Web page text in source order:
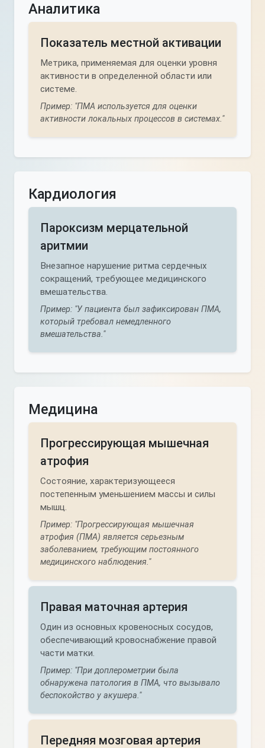
Аналитика
Показатель местной активации
Метрика, применяемая для оценки уровня
активности в определенной области или
системе.
Пример: "ПМА используется для оценки
активности локальных процессов в системах."
Кардиология
Пароксизм мерцательной
аритмии
Внезапное нарушение ритма сердечных
сокращений, требующее медицинского
вмешательства.
Пример: "У пациента был зафиксирован ПМА,
который требовал немедленного
вмешательства."
Медицина
Прогрессирующая мышечная
атрофия
Состояние, характеризующееся
постепенным уменьшением массы и силы
мышц.
Пример: "Прогрессирующая мышечная
атрофия (ПМА) является серьезным
заболеванием, требующим постоянного
медицинского наблюдения."
Правая маточная артерия
Один из основных кровеносных сосудов,
обеспечивающий кровоснабжение правой
части матки.
Пример: "При доплерометрии была
обнаружена патология в ПМА, что вызывало
беспокойство у акушера."
Передняя мозговая артерия